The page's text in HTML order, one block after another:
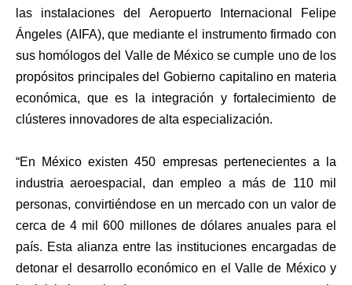
las instalaciones del Aeropuerto Internacional Felipe
Ángeles (AIFA), que mediante el instrumento firmado con
sus homólogos del Valle de México se cumple uno de los
propósitos principales del Gobierno capitalino en materia
económica, que es la integración y fortalecimiento de
clústeres innovadores de alta especialización.
“En México existen 450 empresas pertenecientes a la
industria aeroespacial, dan empleo a más de 110 mil
personas, convirtiéndose en un mercado con un valor de
cerca de 4 mil 600 millones de dólares anuales para el
país. Esta alianza entre las instituciones encargadas de
detonar el desarrollo económico en el Valle de México y